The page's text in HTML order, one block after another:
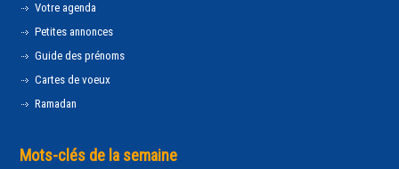
Votre agenda
Petites annonces
Guide des prénoms
Cartes de voeux
Ramadan
Mots-clés de la semaine